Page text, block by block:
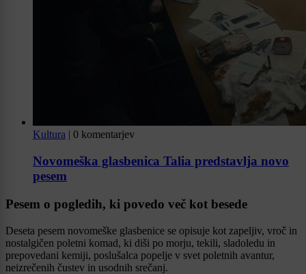
Kultura | 0 komentarjev
Novomeška glasbenica Talia predstavlja novo
pesem
Pesem o pogledih, ki povedo več kot besede
Deseta pesem novomeške glasbenice se opisuje kot zapeljiv, vroč in
nostalgičen poletni komad, ki diši po morju, tekili, sladoledu in
prepovedani kemiji, poslušalca popelje v svet poletnih avantur,
neizrečenih čustev in usodnih srečanj.